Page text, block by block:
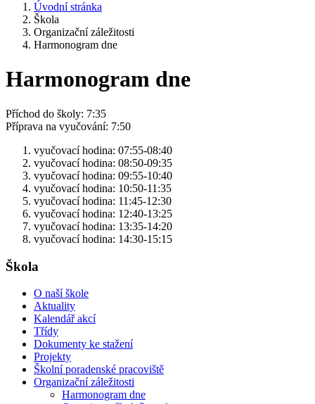
Úvodní stránka
Škola
Organizační záležitosti
Harmonogram dne
Harmonogram dne
Příchod do školy: 7:35
Příprava na vyučování: 7:50
vyučovací hodina: 07:55-08:40
vyučovací hodina: 08:50-09:35
vyučovací hodina: 09:55-10:40
vyučovací hodina: 10:50-11:35
vyučovací hodina: 11:45-12:30
vyučovací hodina: 12:40-13:25
vyučovací hodina: 13:35-14:20
vyučovací hodina: 14:30-15:15
Škola
O naší škole
Aktuality
Kalendář akcí
Třídy
Dokumenty ke stažení
Projekty
Školní poradenské pracoviště
Organizační záležitosti
Harmonogram dne